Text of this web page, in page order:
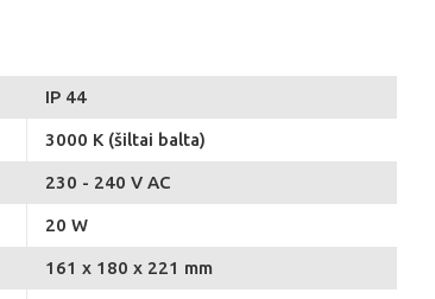
IP 44
3000 K (šiltai balta)
230 - 240 V AC
20 W
161 x 180 x 221 mm